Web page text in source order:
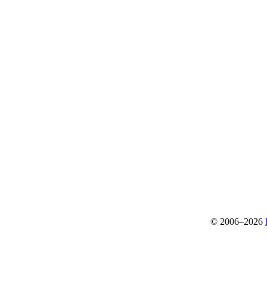
© 2006–2026